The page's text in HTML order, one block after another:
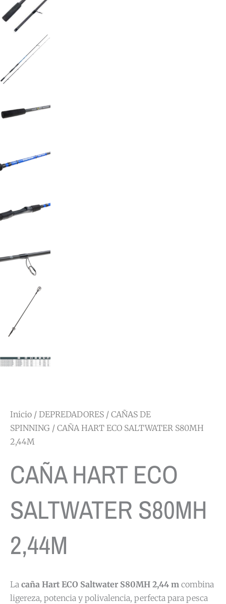
Inicio / DEPREDADORES / CAÑAS DE
SPINNING / CAÑA HART ECO SALTWATER S80MH
2,44M
CAÑA HART ECO
SALTWATER S80MH
2,44M
La caña Hart ECO Saltwater S80MH 2,44 m combina
ligereza, potencia y polivalencia, perfecta para pesca